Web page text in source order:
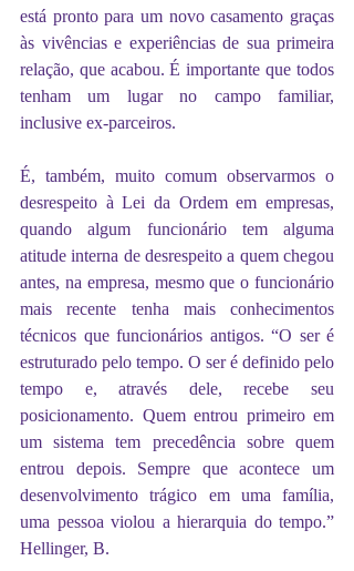
está pronto para um novo casamento graças
às vivências e experiências de sua primeira
relação, que acabou. É importante que todos
tenham um lugar no campo familiar,
inclusive ex-parceiros.
É, também, muito comum observarmos o
desrespeito à Lei da Ordem em empresas,
quando algum funcionário tem alguma
atitude interna de desrespeito a quem chegou
antes, na empresa, mesmo que o funcionário
mais recente tenha mais conhecimentos
técnicos que funcionários antigos. “O ser é
estruturado pelo tempo. O ser é definido pelo
tempo e, através dele, recebe seu
posicionamento. Quem entrou primeiro em
um sistema tem precedência sobre quem
entrou depois. Sempre que acontece um
desenvolvimento trágico em uma família,
uma pessoa violou a hierarquia do tempo.”
Hellinger, B.